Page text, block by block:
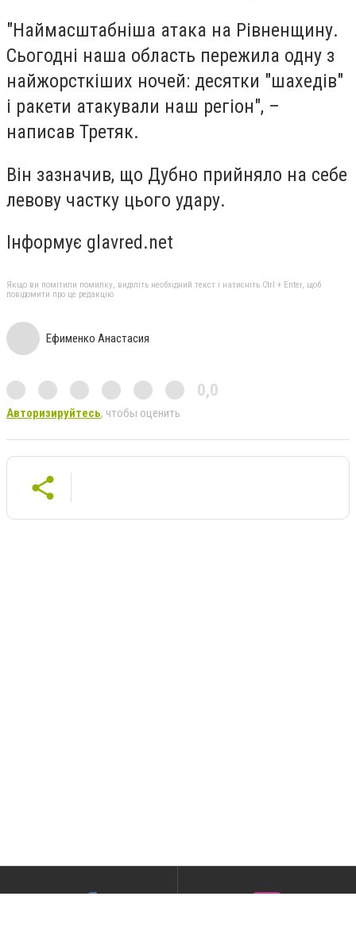
"Наймасштабніша атака на Рівненщину.
Сьогодні наша область пережила одну з
найжорсткіших ночей: десятки "шахедів"
і ракети атакували наш регіон", –
написав Третяк.
Він зазначив, що Дубно прийняло на себе
левову частку цього удару.
Інформує glavred.net
Якщо ви помітили помилку, виділіть необхідний текст і натисніть Ctrl + Enter, щоб
повідомити про це редакцію
Ефименко Анастасия
0,0
Авторизируйтесь, чтобы оценить